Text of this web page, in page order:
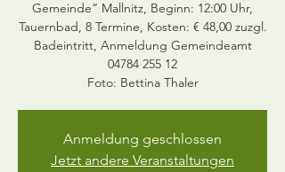
Gemeinde” Mallnitz, Beginn: 12:00 Uhr,
Tauernbad, 8 Termine, Kosten: € 48,00 zuzgl.
Badeintritt, Anmeldung Gemeindeamt
04784 255 12
Foto: Bettina Thaler
Anmeldung geschlossen
Jetzt andere Veranstaltungen